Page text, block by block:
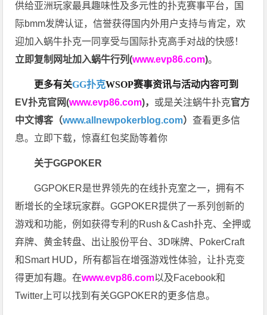
供给亚洲玩家最具趣味性及多元性的扑克赛事平台，国
际bmm发牌认证，信誉获得国内外用户支持与肯定，欢
迎加入蜗牛扑克一同享受与国际扑克高手对战的快感！
立即复制网址加入蜗牛行列(www.evp86.com)。
更多有关GG扑克WSOP赛事资讯与活动内容可到
EV扑克官网(www.evp86.com)， 或是关注蜗牛扑克官方
中文博客（www.allnewpokerblog.com）查看更多信
息。立即下载，惊喜红包奖励等着你
关于GGPOKER
GGPOKER是世界领先的在线扑克室之一，拥有不
断增长的全球玩家群。GGPOKER提供了一系列创新的
游戏和功能，例如获得专利的Rush＆Cash扑克、全押或
弃牌、黄金转盘、出让股份平台、3D咪牌、PokerCraft
和Smart HUD，所有都旨在增强游戏性体验，让扑克变
得更加有趣。在www.evp86.com以及Facebook和
Twitter上可以找到有关GGPOKER的更多信息。